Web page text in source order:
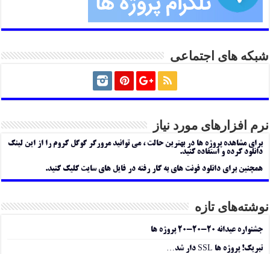
شبکه های اجتماعی
نرم افزارهای مورد نیاز
برای مشاهده پروژه ها در بهترین حالت ، می توانید مرورگر گوگل کروم را از این لینک
دانلود کرده و استفاده کنید.
همچنین برای دانلود فونت های به کار رفته در فایل های سایت کلیک کنید.
نوشته‌های تازه
جشنواره عیدانه ۲۰-۲۰-۲۰ پروژه ها
تبریک! پروژه ها SSL دار شد…